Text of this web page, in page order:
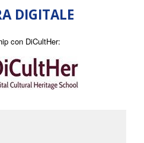
DIGITALE
con DiCultHer: